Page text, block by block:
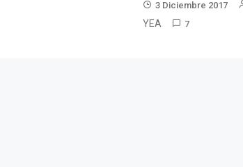
3 Diciembre 2017
YEA
7